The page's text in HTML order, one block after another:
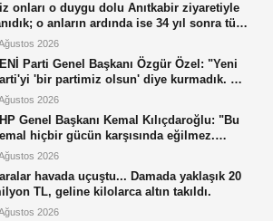
onları o duygu dolu Anıtkabir ziyaretiyle
o anların ardında ise 34 yıl sonra tüp
tedavisiyle gelen çifte mucize yatıyor.
2026
Parti Genel Başkanı Özgür Özel: "Yeni
'bir partimiz olsun' diye kurmadık. Biz
partiyi iktidar olsun, milleti iktidara
2026
Genel Başkanı Kemal Kılıçdaroğlu: "Bu
hiçbir gücün karşısında eğilmez.
haklının önünde eğiliriz."
2026
havada uçuştu... Damada yaklaşık 20
TL, geline kilolarca altın takıldı.
2026